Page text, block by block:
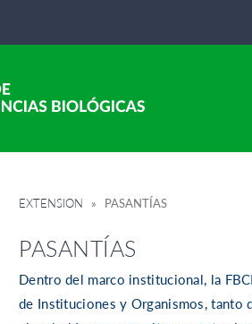
EXTENSION » PASANTÍAS
PASANTÍAS
Dentro del marco institucional, la
de Instituciones y Organismos, tanto